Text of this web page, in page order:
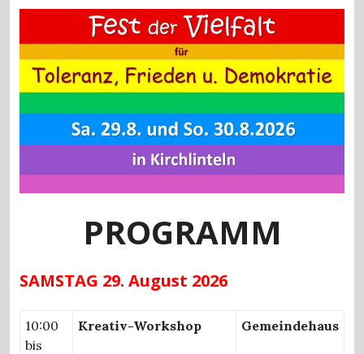
PROGRAMM
SAMSTAG 29. August 2026
10:00
bis
Kreativ-Workshop Gemeindehaus